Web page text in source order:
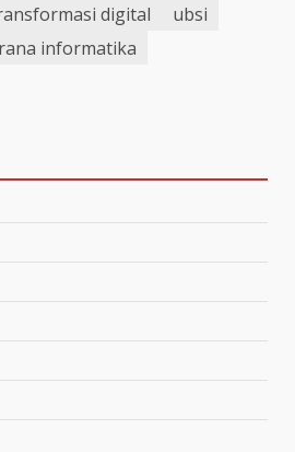
digital
ubsi
informatika